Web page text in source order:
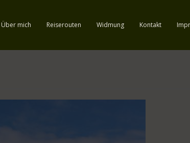
Über mich Reiserouten Widmung Kontakt